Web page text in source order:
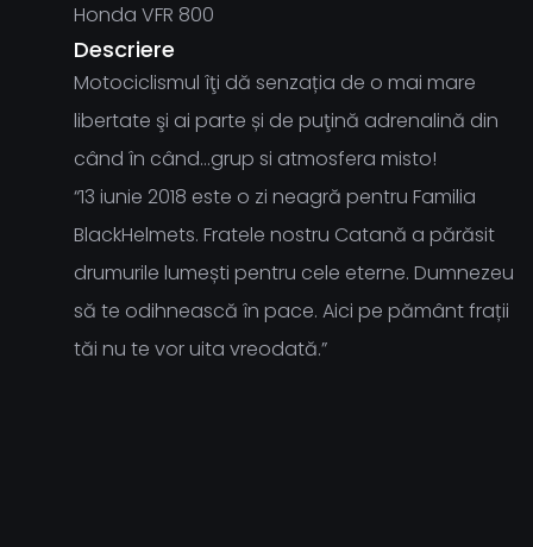
Honda VFR 800
Descriere
Motociclismul îţi dă senzația de o mai mare
libertate şi ai parte și de puţină adrenalină din
când în când…grup si atmosfera misto!
“13 iunie 2018 este o zi neagră pentru Familia
BlackHelmets. Fratele nostru Catană a părăsit
drumurile lumești pentru cele eterne. Dumnezeu
să te odihnească în pace. Aici pe pământ frații
tăi nu te vor uita vreodată.”